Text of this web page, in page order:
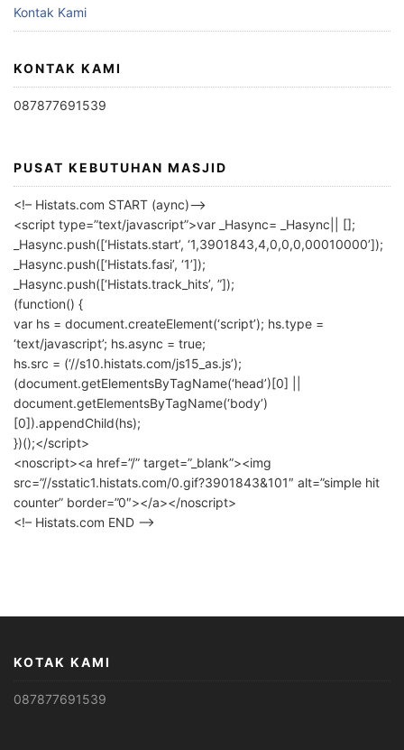
Kontak Kami
KONTAK KAMI
087877691539
PUSAT KEBUTUHAN MASJID
<!– Histats.com START (aync)–>
<script type=”text/javascript”>var _Hasync= _Hasync|| [];
_Hasync.push([‘Histats.start’, ‘1,3901843,4,0,0,0,00010000’]);
_Hasync.push([‘Histats.fasi’, ‘1’]);
_Hasync.push([‘Histats.track_hits’, ”]);
(function() {
var hs = document.createElement(‘script’); hs.type =
‘text/javascript’; hs.async = true;
hs.src = (‘//s10.histats.com/js15_as.js’);
(document.getElementsByTagName(‘head’)[0] ||
document.getElementsByTagName(‘body’)
[0]).appendChild(hs);
})();</script>
<noscript><a href=”/” target=”_blank”><img
src=”//sstatic1.histats.com/0.gif?3901843&101″ alt=”simple hit
counter” border=”0″></a></noscript>
<!– Histats.com END –>
KOTAK KAMI
087877691539